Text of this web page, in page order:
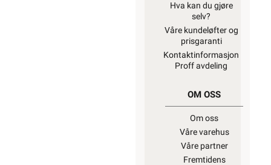
Hva kan du gjøre
selv?
Våre kundeløfter og
prisgaranti
Kontaktinformasjon
Proff avdeling
OM OSS
Om oss
Våre varehus
Våre partner
Fremtidens